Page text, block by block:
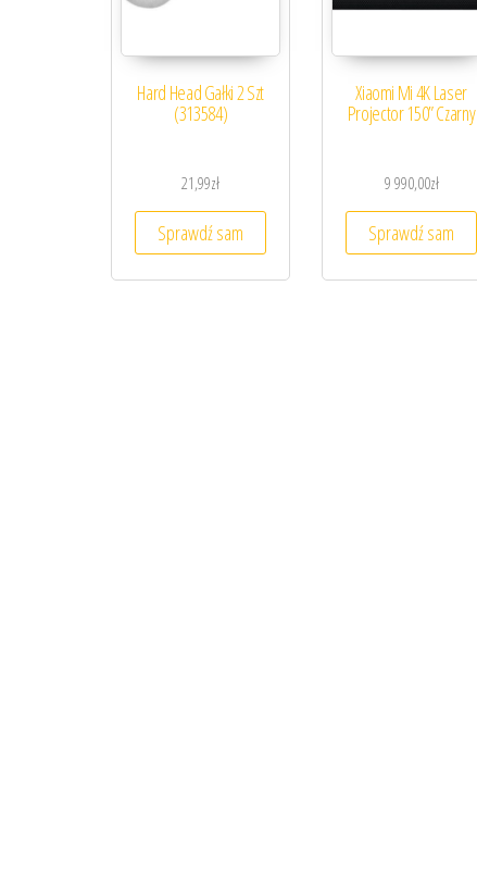
Hard Head Gałki 2 Szt
(313584)
21,99zł
Sprawdź sam
Xiaomi Mi 4K Laser
Projector 150” Czarny
9 990,00zł
Sprawdź sam